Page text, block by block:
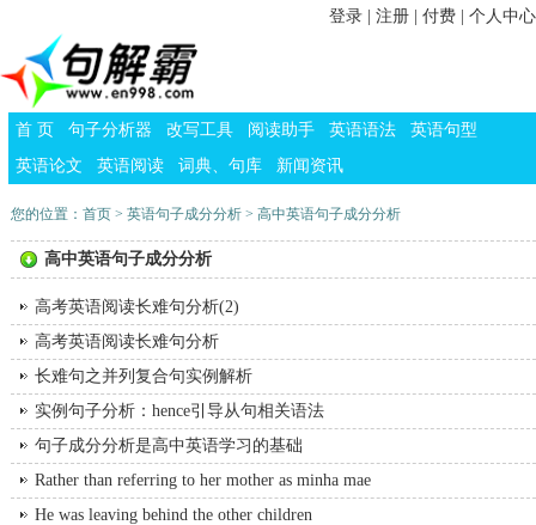
登录 注册 付费 个人中心
首 页 句子分析器 改写工具 阅读助手 英语语法
英语句型
英语论文
英语阅读 词典、句库 新闻资讯
您的位置： 首页> 英语句子成分分析> 高中英语句子成分分析
高中英语句子成分分析
高考英语阅读长难句分析(2)
高考英语阅读长难句分析
长难句之并列复合句实例解析
实例句子分析：hence引导从句相关语法
句子成分分析是高中英语学习的基础
Rather than referring to her mother as minha mae
He was leaving behind the other children